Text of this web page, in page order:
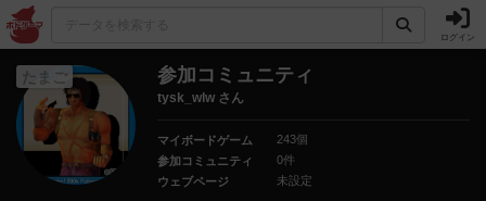
ログイン
たまご 参加コミュニティ
tysk_wlw さん
マイボードゲーム
243個
参加コミュニティ
0件
ウェブページ
未設定